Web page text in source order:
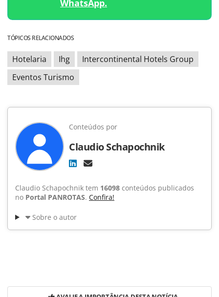
WhatsApp.
TÓPICOS RELACIONADOS
Hotelaria Ihg
Intercontinental Hotels Group
Eventos Turismo
Conteúdos por
Claudio Schapochnik
Claudio Schapochnik tem 16098 conteúdos publicados
no Portal PANROTAS. Confira!
Sobre o autor